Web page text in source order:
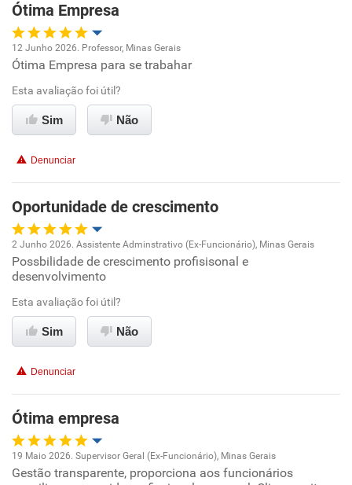
Ótima Empresa
Oportunidade de promoção
Ambiente de trabalho
Benefícios
Recomenda esta empresa
Recomenda a diretoria
12 Junho 2026. Professor, Minas Gerais
Ótima Empresa para se trabahar
Esta avaliação foi útil?
Sim Não
Denunciar
Oportunidade de crescimento
Oportunidade de promoção
Ambiente de trabalho
Conciliação com a vida familiar
Recomenda esta empresa
2 Junho 2026. Assistente Adminstrativo (Ex-Funcionário), Minas Gerais
Possbilidade de crescimento profisisonal e
desenvolvimento
Esta avaliação foi útil?
Sim Não
Denunciar
Ótima empresa
Oportunidade de promoção
19 Maio 2026. Supervisor Geral (Ex-Funcionário), Minas Gerais
Gestão transparente, proporciona aos funcionários